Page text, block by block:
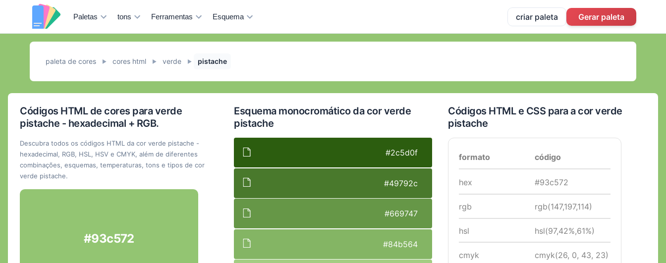
Paletas tons Ferramentas Esquema criar paleta Gerar paleta
paleta de cores ► cores html ► verde ► pistache
Códigos HTML de cores para verde
pistache - hexadecimal + RGB.
Descubra todos os códigos HTML da cor verde pistache -
hexadecimal, RGB, HSL, HSV e CMYK, além de diferentes
combinações, esquemas, temperaturas, tons e tipos de cor
verde pistache.
#93c572
Esquema monocromático da cor verde
pistache
#2c5d0f
#49792c
#669747
#84b564
Códigos HTML e CSS para a cor verde
pistache
formato código
hex #93c572
rgb rgb(147,197,114)
hsl hsl(97,42%,61%)
cmyk cmyk(26, 0, 43, 23)